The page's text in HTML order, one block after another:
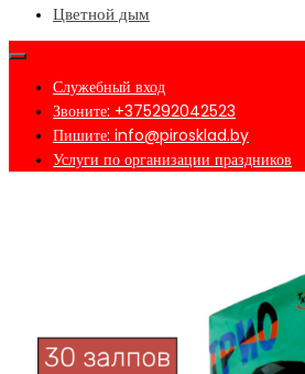
Цветной дым
Служебный вход
Звоните: +375292042523
Пишите: info@pirosklad.by
Услуги по организации праздников